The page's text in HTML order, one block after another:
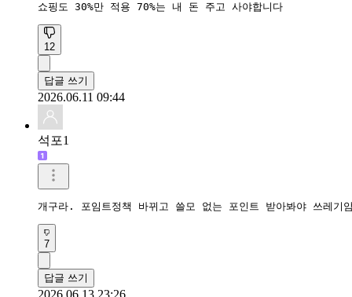
쇼핑도 30%만 적용 70%는 내 돈 주고 사야합니다
12
답글 쓰기
2026.06.11 09:44
석포1
개구라. 포임트정책 바뀌고 쓸모 없는 포인트 받아봐야 쓰레
7
답글 쓰기
2026.06.13 23:26